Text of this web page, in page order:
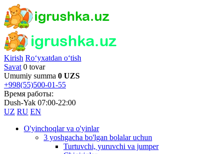
Kirish Ro‘yxatdan o‘tish
Savat 0 tovar
Umumiy summa 0 UZS
+998(55)500-01-55
Время работы:
Dush-Yak 07:00-22:00
UZ RU EN
O'yinchoqlar va o'yinlar
3 yoshgacha bo'lgan bolalar uchun
Turtuvchi, yuruvchi va jumper